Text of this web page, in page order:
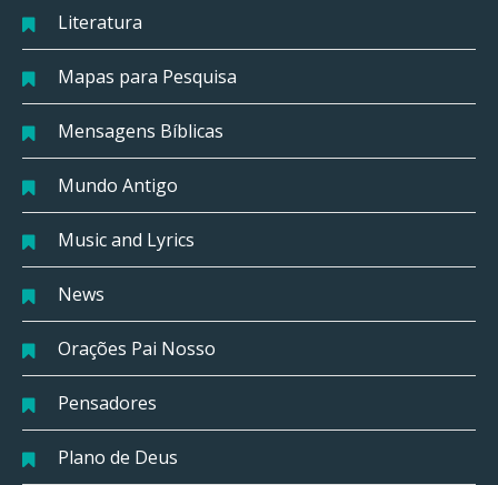
Literatura
Mapas para Pesquisa
Mensagens Bíblicas
Mundo Antigo
Music and Lyrics
News
Orações Pai Nosso
Pensadores
Plano de Deus